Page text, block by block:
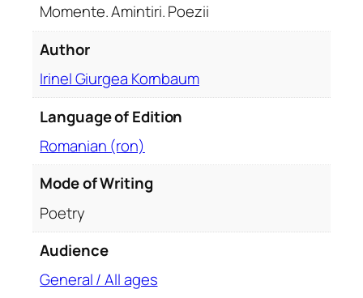
r
Momente. Amintiri. Poezii
Author
Irinel Giurgea Kornbaum
Language of Edition
Romanian (ron)
Mode of Writing
Poetry
Audience
General / All ages